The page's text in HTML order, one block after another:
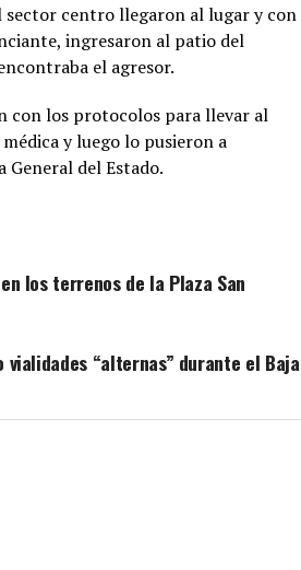
sector centro llegaron al lugar y con
ingresaron al patio del
el agresor.
con los protocolos para llevar al
y luego lo pusieron a
General del Estado.
los terrenos de la Plaza San
“alternas” durante el Baja